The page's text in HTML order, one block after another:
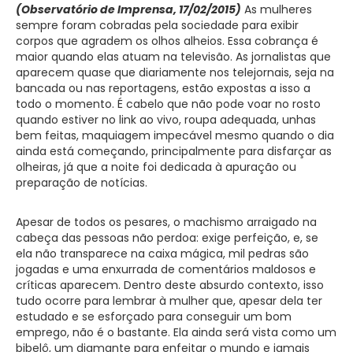
(Observatório de Imprensa, 17/02/2015) As mulheres
sempre foram cobradas pela sociedade para exibir
corpos que agradem os olhos alheios. Essa cobrança é
maior quando elas atuam na televisão. As jornalistas que
aparecem quase que diariamente nos telejornais, seja na
bancada ou nas reportagens, estão expostas a isso a
todo o momento. É cabelo que não pode voar no rosto
quando estiver no link ao vivo, roupa adequada, unhas
bem feitas, maquiagem impecável mesmo quando o dia
ainda está começando, principalmente para disfarçar as
olheiras, já que a noite foi dedicada à apuração ou
preparação de notícias.
Apesar de todos os pesares, o machismo arraigado na
cabeça das pessoas não perdoa: exige perfeição, e, se
ela não transparece na caixa mágica, mil pedras são
jogadas e uma enxurrada de comentários maldosos e
críticas aparecem. Dentro deste absurdo contexto, isso
tudo ocorre para lembrar à mulher que, apesar dela ter
estudado e se esforçado para conseguir um bom
emprego, não é o bastante. Ela ainda será vista como um
bibelô, um diamante para enfeitar o mundo e jamais